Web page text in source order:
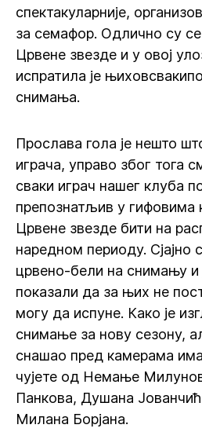
спектакуларније,
за семафор. Одлично су
Црвене звезде и у овој
испратила је
снимања.
Прослава гола је нешто
играча, управо због тога
сваки играч нашег клуба
препознатљив у гифовима
Црвене звезде бити на
наредном периоду. Сјајно
црвено-бели на снимању и
показали да за њих не
могу да испуне. Како је
снимање за нову сезону,
снашао пред камерама
чујете од Немање
Панкова, Душана
Милана Борјана.